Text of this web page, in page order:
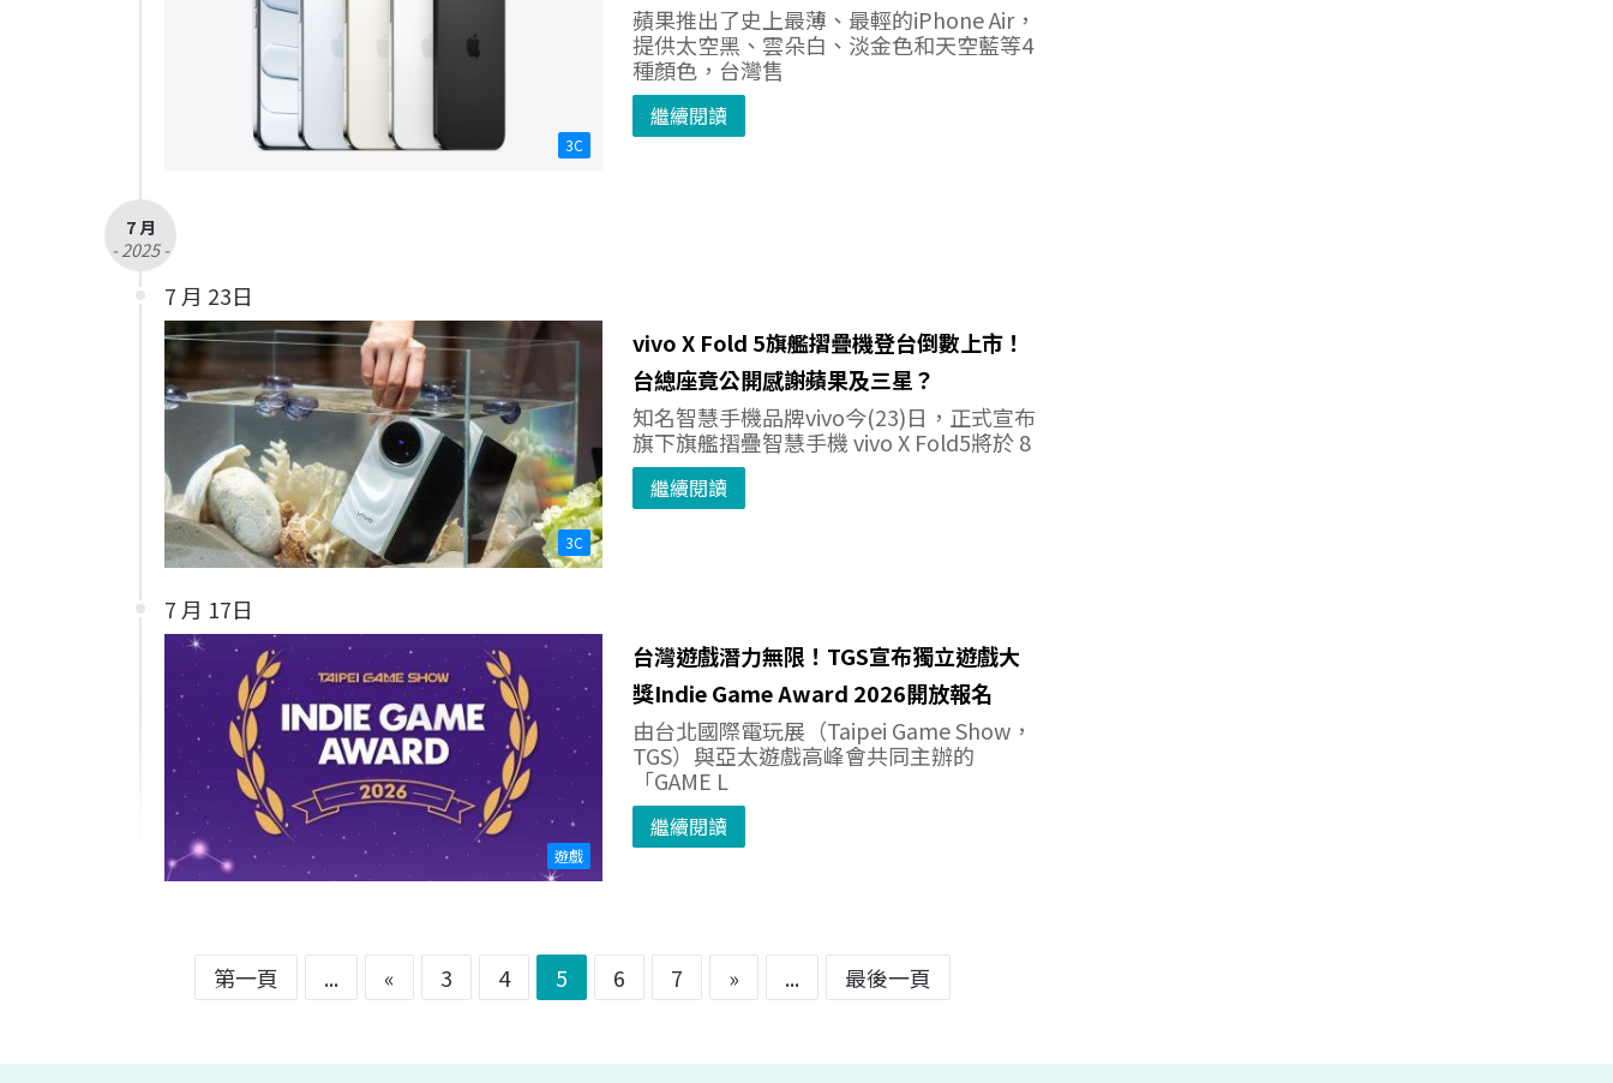
3C
蘋果推出了史上最薄、最輕的iPhone Air，
提供太空黑、雲朵白、淡金色和天空藍等4
種顏色，台灣售
繼續閱讀
7 月
- 2025 -
7 月 23日
3C
vivo X Fold 5旗艦摺疊機登台倒數上市！
台總座竟公開感謝蘋果及三星？
知名智慧手機品牌vivo今(23)日，正式宣布
旗下旗艦摺疊智慧手機 vivo X Fold5將於 8
繼續閱讀
7 月 17日
遊戲
台灣遊戲潛力無限！TGS宣布獨立遊戲大
獎Indie Game Award 2026開放報名
由台北國際電玩展（Taipei Game Show，
TGS）與亞太遊戲高峰會共同主辦的
「GAME L
繼續閱讀
第一頁 ... « 3 4 5 6 7 » ... 最後一頁